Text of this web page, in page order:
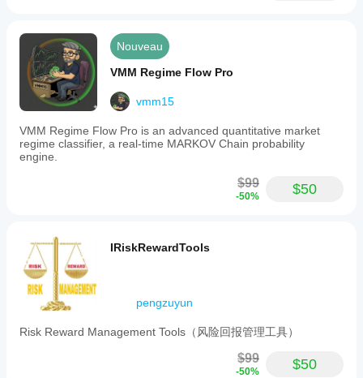
Nouveau
VMM Regime Flow Pro
vmm15
VMM Regime Flow Pro is an advanced quantitative market
regime classifier, a real-time MARKOV Chain probability
engine.
$99
-50% $50
IRiskRewardTools
pengzuyun
Risk Reward Management Tools（风险回报管理工具）
$99
-50% $50